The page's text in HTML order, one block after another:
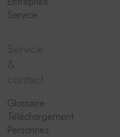
Service
Glossaire
Téléchargement
Personnes